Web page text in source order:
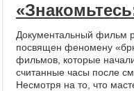
Документальный фильм
посвящен феномену
фильмов, которые
считанные часы после
Несмотря на то, что